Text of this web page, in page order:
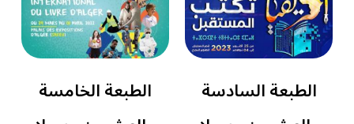
الطبعة السادسة
الطبعة الخامسة